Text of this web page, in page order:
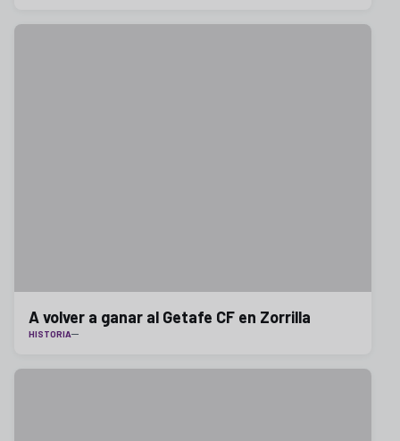
A volver a ganar al Getafe CF en Zorrilla
HISTORIA